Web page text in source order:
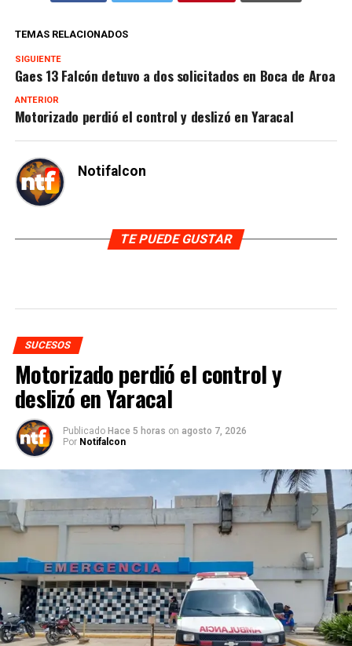
TEMAS RELACIONADOS
SIGUIENTE
Gaes 13 Falcón detuvo a dos solicitados en Boca de Aroa
ANTERIOR
Motorizado perdió el control y deslizó en Yaracal
Notifalcon
TE PUEDE GUSTAR
SUCESOS
Motorizado perdió el control y
deslizó en Yaracal
Publicado Hace 5 horas on agosto 7, 2026
Por Notifalcon